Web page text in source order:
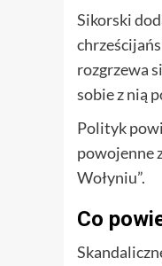
Sikorski
rozgrzewa
sobie z nią
Polityk
powojenne
Wołyniu”.
Co